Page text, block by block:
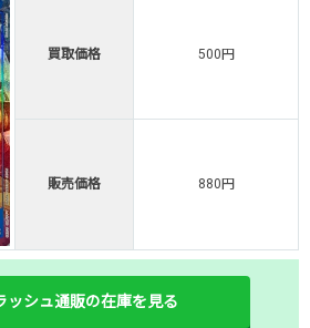
買取価格 500円
販売価格 880円
ッシュ通販の在庫を見る